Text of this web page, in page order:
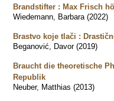
Brandstifter : Max Frisch
Wiedemann, Barbara (2022)
Brastvo koje tlači :
Beganović, Davor (2019)
Braucht die theoretische
Republik
Neuber, Matthias (2013)